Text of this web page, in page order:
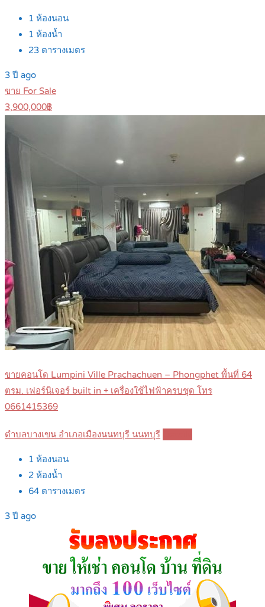
1 ห้องนอน
1 ห้องน้ำ
23 ตารางเมตร
3 ปี ago
ขาย For Sale
3,900,000฿
ขายคอนโด Lumpini Ville Prachachuen – Phongphet พื้นที่ 64
ตรม. เฟอร์นิเจอร์ built in + เครื่องใช้ไฟฟ้าครบชุด โทร
0661415369
ตำบลบางเขน อำเภอเมืองนนทบุรี นนทบุรี
1 ห้องนอน
2 ห้องน้ำ
64 ตารางเมตร
3 ปี ago